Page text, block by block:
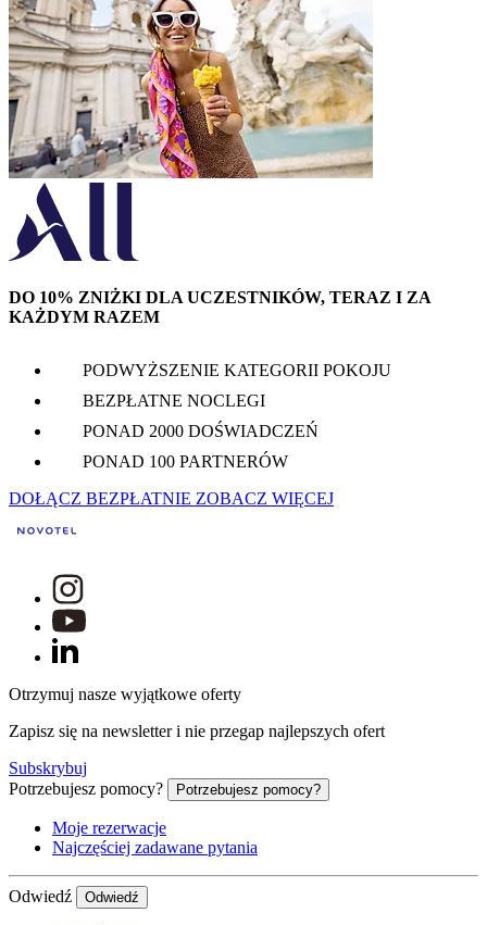
DO 10% ZNIŻKI DLA UCZESTNIKÓW, TERAZ I ZA
KAŻDYM RAZEM
PODWYŻSZENIE KATEGORII POKOJU
BEZPŁATNE NOCLEGI
PONAD 2000 DOŚWIADCZEŃ
PONAD 100 PARTNERÓW
DOŁĄCZ BEZPŁATNIE ZOBACZ WIĘCEJ
Otrzymuj nasze wyjątkowe oferty
Zapisz się na newsletter i nie przegap najlepszych ofert
Subskrybuj
Potrzebujesz pomocy?
Potrzebujesz pomocy?
Moje rezerwacje
Najczęściej zadawane pytania
Odwiedź Odwiedź